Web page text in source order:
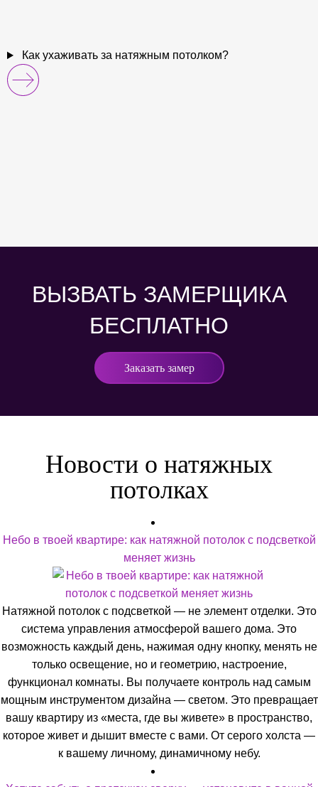
Как ухаживать за натяжным потолком?
ВЫЗВАТЬ ЗАМЕРЩИКА
БЕСПЛАТНО
Заказать замер
Новости о натяжных
потолках
Небо в твоей квартире: как натяжной потолок с подсветкой
меняет жизнь
Натяжной потолок с подсветкой — не элемент отделки. Это
система управления атмосферой вашего дома. Это
возможность каждый день, нажимая одну кнопку, менять не
только освещение, но и геометрию, настроение,
функционал комнаты. Вы получаете контроль над самым
мощным инструментом дизайна — светом. Это превращает
вашу квартиру из «места, где вы живете» в пространство,
которое живет и дышит вместе с вами. От серого холста —
к вашему личному, динамичному небу.